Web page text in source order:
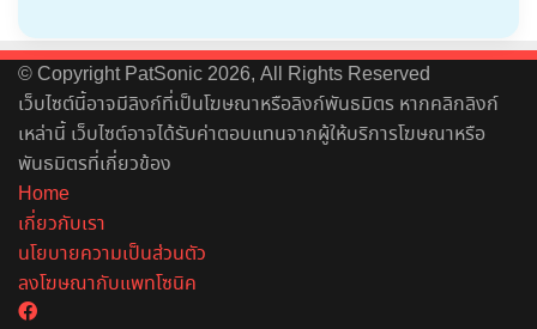
© Copyright PatSonic 2026, All Rights Reserved
เว็บไซต์นี้อาจมีลิงก์ที่เป็นโฆษณาหรือลิงก์พันธมิตร หากคลิกลิงก์
เหล่านี้ เว็บไซต์อาจได้รับค่าตอบแทนจากผู้ให้บริการโฆษณาหรือ
พันธมิตรที่เกี่ยวข้อง
Home
เกี่ยวกับเรา
นโยบายความเป็นส่วนตัว
ลงโฆษณากับแพทโซนิค
Facebook